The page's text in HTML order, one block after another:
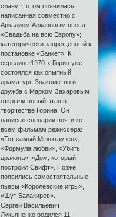
славу. Потом появилась
написанная совместно с
Аркадием Аркановым пьеса
«Свадьба на всю Европу»;
категорически запрещённый к
постановке «Банкет». К
середине 1970-х Горин уже
состоялся как опытный
драматург. Знакомство и
дружба с Марком Захаровым
открыли новый этап в
творчестве Горина. Он
написал сценарии почти ко
всем фильмам режиссёра:
«Тот самый Мюнхгаузен»,
«Формула любви», «Убить
дракона», «Дом, который
построил Свифт». Позже
появились самостоятельные
пьесы «Королевские игры»,
«Шут Балакирев».
Сергей Васильевич
Лукьяненко родился 11